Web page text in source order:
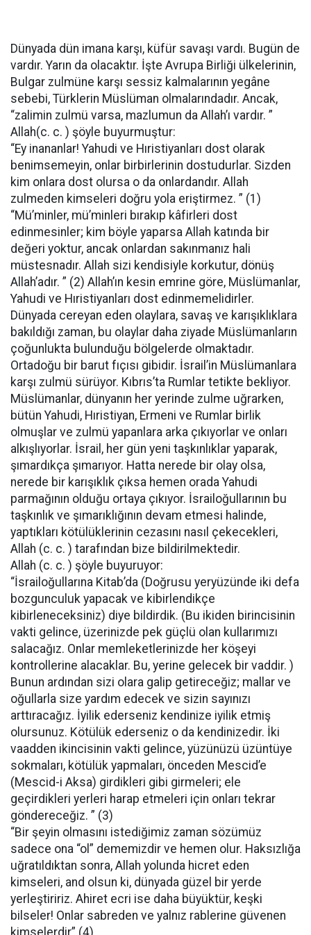
Dünyada dün imana karşı, küfür savaşı vardı. Bugün de
vardır. Yarın da olacaktır. İşte Avrupa Birliği ülkelerinin,
Bulgar zulmüne karşı sessiz kalmalarının yegâne
sebebi, Türklerin Müslüman olmalarındadır. Ancak,
“zalimin zulmü varsa, mazlumun da Allah’ı vardır. ”
Allah(c. c. ) şöyle buyurmuştur:
“Ey inananlar! Yahudi ve Hıristiyanları dost olarak
benimsemeyin, onlar birbirlerinin dostudurlar. Sizden
kim onlara dost olursa o da onlardandır. Allah
zulmeden kimseleri doğru yola eriştirmez. ” (1)
“Mü’minler, mü’minleri bırakıp kâfirleri dost
edinmesinler; kim böyle yaparsa Allah katında bir
değeri yoktur, ancak onlardan sakınmanız hali
müstesnadır. Allah sizi kendisiyle korkutur, dönüş
Allah’adır. ” (2) Allah’ın kesin emrine göre, Müslümanlar,
Yahudi ve Hıristiyanları dost edinmemelidirler.
Dünyada cereyan eden olaylara, savaş ve karışıklıklara
bakıldığı zaman, bu olaylar daha ziyade Müslümanların
çoğunlukta bulunduğu bölgelerde olmaktadır.
Ortadoğu bir barut fıçısı gibidir. İsrail’in Müslümanlara
karşı zulmü sürüyor. Kıbrıs’ta Rumlar tetikte bekliyor.
Müslümanlar, dünyanın her yerinde zulme uğrarken,
bütün Yahudi, Hıristiyan, Ermeni ve Rumlar birlik
olmuşlar ve zulmü yapanlara arka çıkıyorlar ve onları
alkışlıyorlar. İsrail, her gün yeni taşkınlıklar yaparak,
şımardıkça şımarıyor. Hatta nerede bir olay olsa,
nerede bir karışıklık çıksa hemen orada Yahudi
parmağının olduğu ortaya çıkıyor. İsrailoğullarının bu
taşkınlık ve şımarıklığının devam etmesi halinde,
yaptıkları kötülüklerinin cezasını nasıl çekecekleri,
Allah (c. c. ) tarafından bize bildirilmektedir.
Allah (c. c. ) şöyle buyuruyor:
“İsrailoğullarına Kitab’da (Doğrusu yeryüzünde iki defa
bozgunculuk yapacak ve kibirlendikçe
kibirleneceksiniz) diye bildirdik. (Bu ikiden birincisinin
vakti gelince, üzerinizde pek güçlü olan kullarımızı
salacağız. Onlar memleketlerinizde her köşeyi
kontrollerine alacaklar. Bu, yerine gelecek bir vaddir. )
Bunun ardından sizi olara galip getireceğiz; mallar ve
oğullarla size yardım edecek ve sizin sayınızı
arttıracağız. İyilik ederseniz kendinize iyilik etmiş
olursunuz. Kötülük ederseniz o da kendinizedir. İki
vaadden ikincisinin vakti gelince, yüzünüzü üzüntüye
sokmaları, kötülük yapmaları, önceden Mescid’e
(Mescid-i Aksa) girdikleri gibi girmeleri; ele
geçirdikleri yerleri harap etmeleri için onları tekrar
göndereceğiz. ” (3)
“Bir şeyin olmasını istediğimiz zaman sözümüz
sadece ona “ol” dememizdir ve hemen olur. Haksızlığa
uğratıldıktan sonra, Allah yolunda hicret eden
kimseleri, and olsun ki, dünyada güzel bir yerde
yerleştiririz. Ahiret ecri ise daha büyüktür, keşki
bilseler! Onlar sabreden ve yalnız rablerine güvenen
kimselerdir” (4)